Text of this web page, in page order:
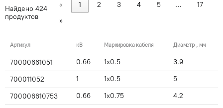
Найдено 424
продуктов
« 1 2 3 4 5 …
17
»
Артикул кВ Маркировка кабеля Диаметр , мм
70000661051 0.66 1x0.5 3.9
700011052 1 1x0.5 5
700006610753 0.66 1x0.75 4.2